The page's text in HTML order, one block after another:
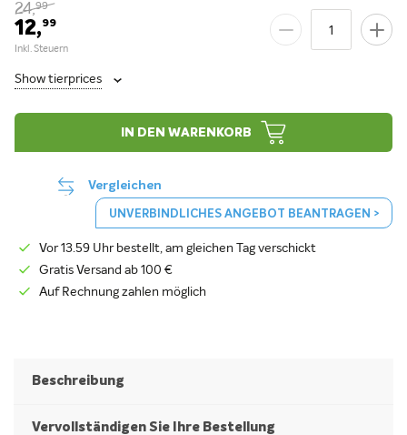
12,99
24,99
Show tierprices
IN DEN WARENKORB
Vergleichen
UNVERBINDLICHES ANGEBOT BEANTRAGEN >
Vor 13.59 Uhr bestellt, am gleichen Tag verschickt
Gratis Versand ab 100 €
Auf Rechnung zahlen möglich
Beschreibung
Vervollständigen Sie Ihre Bestellung